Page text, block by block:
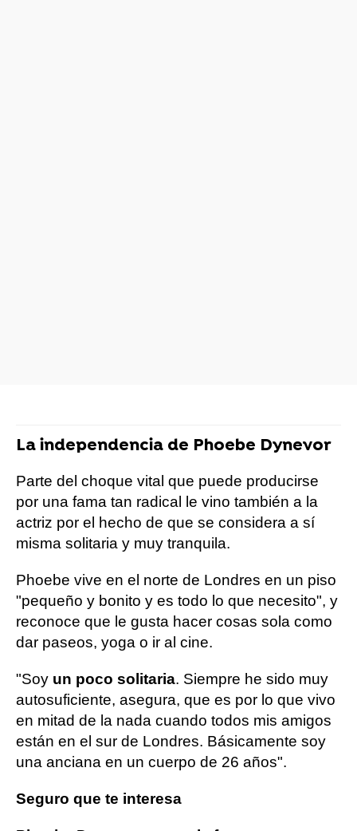
La independencia de Phoebe Dynevor
Parte del choque vital que puede producirse
por una fama tan radical le vino también a la
actriz por el hecho de que se considera a sí
misma solitaria y muy tranquila.
Phoebe vive en el norte de Londres en un piso
"pequeño y bonito y es todo lo que necesito", y
reconoce que le gusta hacer cosas sola como
dar paseos, yoga o ir al cine.
"Soy un poco solitaria. Siempre he sido muy
autosuficiente, asegura, que es por lo que vivo
en mitad de la nada cuando todos mis amigos
están en el sur de Londres. Básicamente soy
una anciana en un cuerpo de 26 años".
Seguro que te interesa